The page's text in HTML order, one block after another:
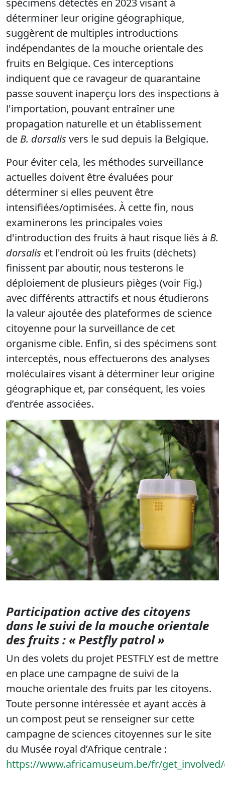
spécimens détectés en 2023 visant à
déterminer leur origine géographique,
suggèrent de multiples introductions
indépendantes de la mouche orientale des
fruits en Belgique. Ces interceptions
indiquent que ce ravageur de quarantaine
passe souvent inaperçu lors des inspections à
l'importation, pouvant entraîner une
propagation naturelle et un établissement
de B. dorsalis vers le sud depuis la Belgique.
Pour éviter cela, les méthodes surveillance
actuelles doivent être évaluées pour
déterminer si elles peuvent être
intensifiées/optimisées. À cette fin, nous
examinerons les principales voies
d'introduction des fruits à haut risque liés à B.
dorsalis et l'endroit où les fruits (déchets)
finissent par aboutir, nous testerons le
déploiement de plusieurs pièges (voir Fig.)
avec différents attractifs et nous étudierons
la valeur ajoutée des plateformes de science
citoyenne pour la surveillance de cet
organisme cible. Enfin, si des spécimens sont
interceptés, nous effectuerons des analyses
moléculaires visant à déterminer leur origine
géographique et, par conséquent, les voies
d’entrée associées.
Participation active des citoyens
dans le suivi de la mouche orientale
des fruits : « Pestfly patrol »
Un des volets du projet PESTFLY est de mettre
en place une campagne de suivi de la
mouche orientale des fruits par les citoyens.
Toute personne intéressée et ayant accès à
un compost peut se renseigner sur cette
campagne de sciences citoyennes sur le site
du Musée royal d’Afrique centrale :
https://www.africamuseum.be/fr/